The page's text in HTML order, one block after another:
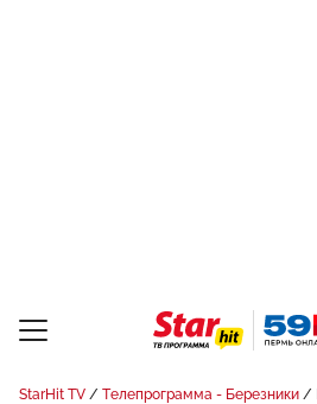
StarHit TV Телепрограмма - Березники